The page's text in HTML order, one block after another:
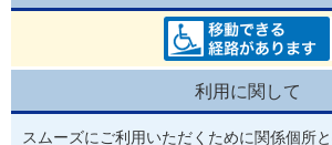
利用に関して
スムーズにご利用いただくために関係個所